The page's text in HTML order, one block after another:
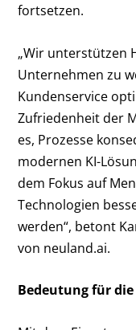
fortsetzen.
„Wir unterstützen
Unternehmen zu
Kundenservice
Zufriedenheit der
es, Prozesse
modernen KI-
dem Fokus auf
Technologien
werden“, betont
von neuland.ai.
Bedeutung für